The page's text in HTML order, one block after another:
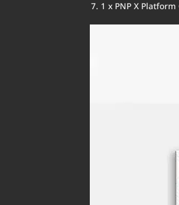
1 x PNP X Platform